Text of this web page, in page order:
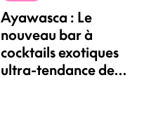
Ayawasca : Le
nouveau bar à
cocktails exotiques
ultra-tendance de